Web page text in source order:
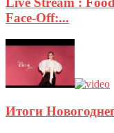
Face-Off:...
Итоги